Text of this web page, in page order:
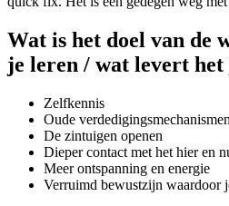
Wat is het doel van de
je leren / wat levert het
Zelfkennis
Oude
De zintuigen openen
Dieper contact met het hier en
Meer ontspanning en energie
Verruimd bewustzijn waardoor